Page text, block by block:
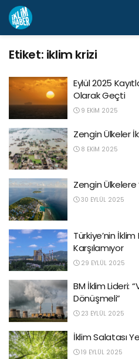
Etiket: iklim krizi
Eylül 2025
Olarak Geçti
9 EKIM 2025
Zengin Ülkeler
8 EKIM 2025
Zengin Ülkelere
30 EYLÜL 2025
Türkiye’nin
Karşılamıyor
29 EYLÜL 2025
BM İklim Lideri:
Dönüşmeli”
23 EYLÜL 2025
İklim Salatası
19 EYLÜL 2025